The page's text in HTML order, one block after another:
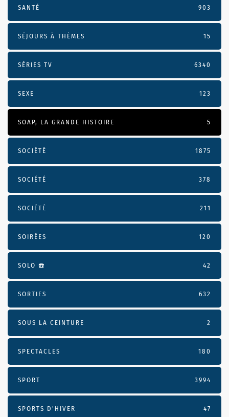
SANTÉ 903
SÉJOURS À THÈMES 15
SÉRIES TV 6340
SEXE 123
SOAP, LA GRANDE HISTOIRE 5
SOCIÉTÉ 1875
SOCIÉTÉ 378
SOCIÉTÉ 211
SOIRÉES 120
SOLO ☎️ 42
SORTIES 632
SOUS LA CEINTURE 2
SPECTACLES 180
SPORT 3994
SPORTS D'HIVER 47